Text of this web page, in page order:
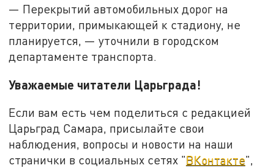
— Перекрытий автомобильных дорог на
территории, примыкающей к стадиону, не
планируется, — уточнили в городском
департаменте транспорта.
Уважаемые читатели Царьграда!
Если вам есть чем поделиться с редакцией
Царьград Самара, присылайте свои
наблюдения, вопросы и новости на наши
странички в социальных сетях "ВКонтакте",